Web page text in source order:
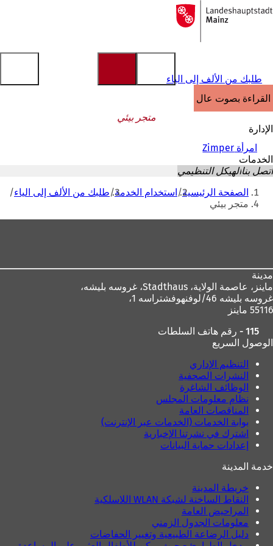
الانتقال إلى المحتوى
إلى
الصفحة
طلبك من الألف إلى الياء
القراءة بصوت عالٍ
متجر بيئي
الإدارة
امرأة Zimper
الخدمات
اتصل بناالهيكل التنظيمي
أنت
هنا
الصفحة الرئيسية استخدام الخدمة طلبك من الألف إلى الياء
متجر بيئي
مدينة
ماينز، عاصمة الولاية،
غروسه بليشه 46/لوفنهوفشتراسه 1،
55116 ماينز
115 - رقم هاتف السلطات
الوصول السريع
التنظيم الإداري
النشرات الصحفية
الوظائف الشاغرة
نظام معلومات المجلس
المناقصات العامة
بوابة الخدمات (الخدمات عبر الإنترنت)
اشترك في نشرتنا الإخبارية
إعدادات حماية البيانات
خدمة المدينة
خريطة المدينة
النقاط الساخنة لشبكة WLAN اللاسلكية
المراحيض العامة
معلومات الجدول الزمني
دليل الرضاعة الطبيعية وتغيير الحفاضات